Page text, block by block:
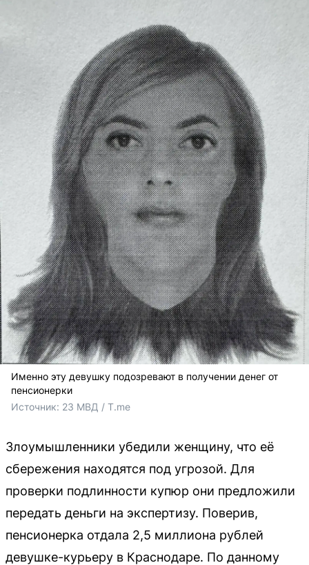
Именно эту девушку подозревают в получении денег от
пенсионерки
Источник: 23 МВД / T.me
Злоумышленники убедили женщину, что её
сбережения находятся под угрозой. Для
проверки подлинности купюр они предложили
передать деньги на экспертизу. Поверив,
пенсионерка отдала 2,5 миллиона рублей
девушке-курьеру в Краснодаре. По данному